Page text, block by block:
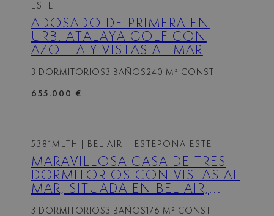
ESTE
ADOSADO DE PRIMERA EN
URB. ATALAYA GOLF CON
AZOTEA Y VISTAS AL MAR
3 DORMITORIOS3 BAÑOS 240 M² CONST.
655.000 €
5381MLTH | BEL AIR – ESTEPONA ESTE
MARAVILLOSA CASA DE TRES
DORMITORIOS CON VISTAS AL
MAR, SITUADA EN BEL AIR,
3 DORMITORIOS3 BAÑOS176 M² CONST.